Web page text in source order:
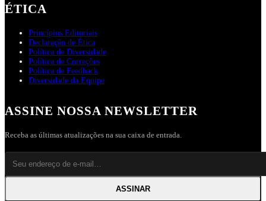
ÉTICA
Princípios Editoriais
Declaração de Ética
Política de Diversidade
Política de Correções
Política de Feedback
Diversidade da Equipe
ASSINE NOSSA NEWSLETTER
Receba as últimas atualizações na sua caixa de entrada.
ASSINAR